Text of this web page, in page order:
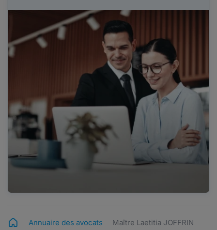
Annuaire des avocats Maître Laetitia JOFFRIN